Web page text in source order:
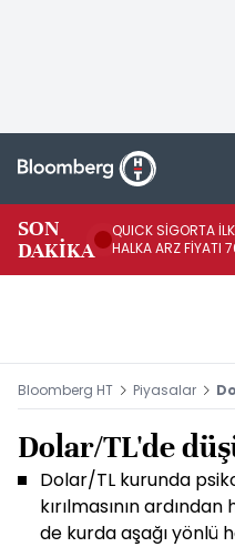
SON
DAKİKA
QUICK SİGORTA
HALKA ARZ FİYATI
Bloomberg HT Piyasalar
Dolar/TL'de
Dolar/TL kurunda
kırılmasının
de kurda aşağı yönlü